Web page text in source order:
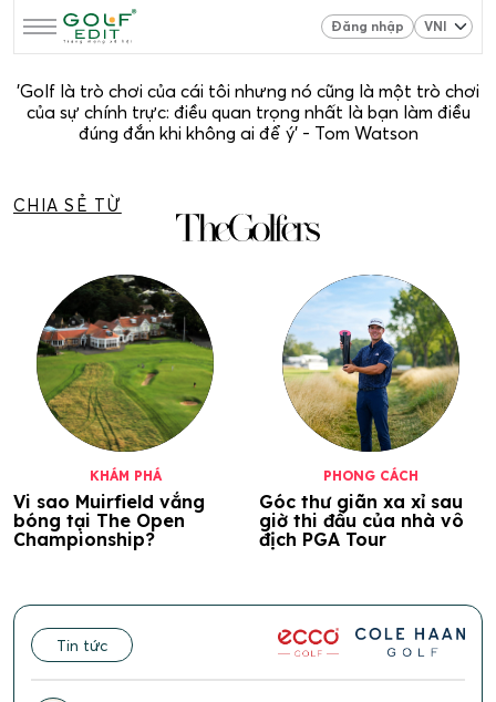
Đăng nhập
'Golf là trò chơi của cái tôi nhưng nó cũng là một trò chơi
của sự chính trực: điều quan trọng nhất là bạn làm điều
đúng đắn khi không ai để ý' - Tom Watson
CHIA SẺ TỪ
KHÁM PHÁ
Vi sao Muirfield vắng
bóng tại The Open
Championship?
PHONG CÁCH
Góc thư giãn xa xỉ sau
giờ thi đấu của nhà vô
địch PGA Tour
Tin tức